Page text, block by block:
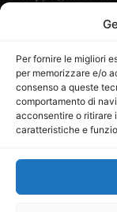
Per fornire le migliori
per memorizzare e/o
consenso a queste
comportamento di
acconsentire o ritirare
caratteristiche e
Direttore
Mercurio